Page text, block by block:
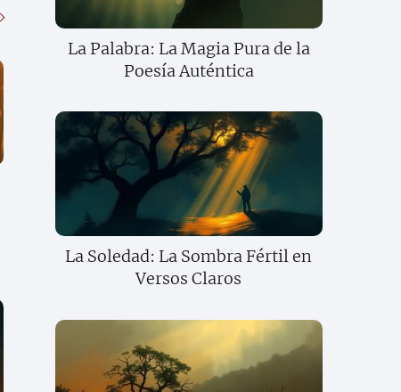
La Palabra: La Magia Pura de la
Poesía Auténtica
La Soledad: La Sombra Fértil en
Versos Claros